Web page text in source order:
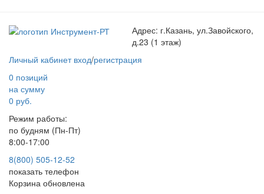
Адрес: г.Казань, ул.Завойского,
д.23 (1 этаж)
Личный кабинет вход/регистрация
0 позиций
на сумму
0 руб.
Режим работы:
по будням (Пн-Пт)
8:00-17:00
8(800) 505-12-52
показать телефон
Корзина обновлена